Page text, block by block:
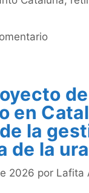
en
la
de la
2026 por Lafita